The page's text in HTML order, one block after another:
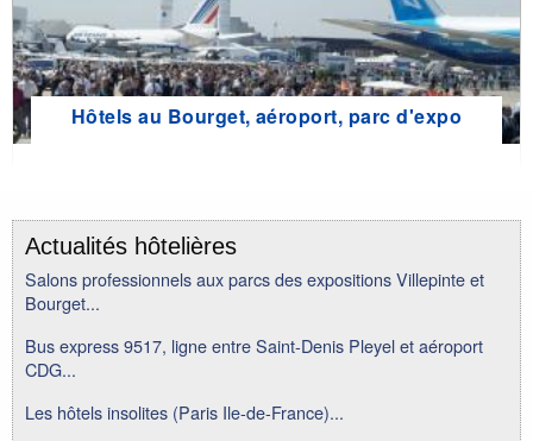
Hôtels au Bourget, aéroport, parc d'expo
Actualités hôtelières
Salons professionnels aux parcs des expositions Villepinte et
Bourget...
Bus express 9517, ligne entre Saint-Denis Pleyel et aéroport
CDG...
Les hôtels insolites (Paris Ile-de-France)...